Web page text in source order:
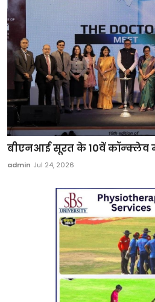
बीएनआई सूरत के 10वें कॉन्क्लेव में
admin Jul 24, 2026